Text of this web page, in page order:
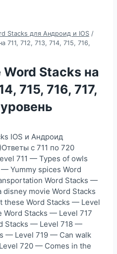
Stacks для Андроид и IOS /
711, 712, 713, 714, 715, 716,
Stacks на
715, 716, 717,
IOS и Андроид
с 711 по 720
711 — Types of owls
Yummy spices Word
Word Stacks —
movie Word Stacks
Word Stacks — Level
Stacks — Level 717
Stacks — Level 718 —
— Level 719 — Can walk
720 — Comes in the